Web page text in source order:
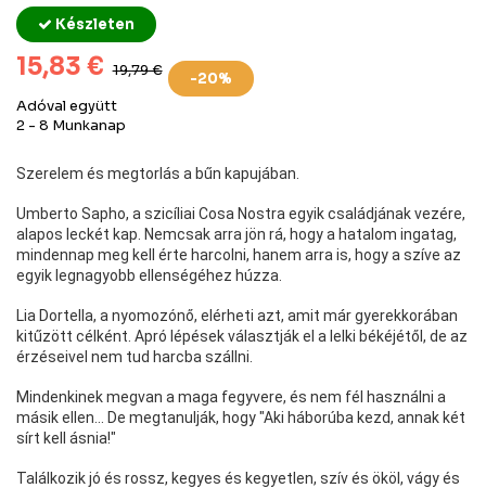
Készleten
15,83 € 19,79 €
-20%
Adóval együtt
2 - 8 Munkanap
Szerelem és megtorlás a bűn kapujában.
Umberto Sapho, a szicíliai Cosa Nostra egyik családjának vezére,
alapos leckét kap. Nemcsak arra jön rá, hogy a hatalom ingatag,
mindennap meg kell érte harcolni, hanem arra is, hogy a szíve az
egyik legnagyobb ellenségéhez húzza.
Lia Dortella, a nyomozónő, elérheti azt, amit már gyerekkorában
kitűzött célként. Apró lépések választják el a lelki békéjétől, de az
érzéseivel nem tud harcba szállni.
Mindenkinek megvan a maga fegyvere, és nem fél használni a
másik ellen... De megtanulják, hogy "Aki háborúba kezd, annak két
sírt kell ásnia!"
Találkozik jó és rossz, kegyes és kegyetlen, szív és ököl, vágy és